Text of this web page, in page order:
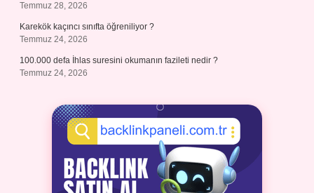
Temmuz 28, 2026
Karekök kaçıncı sınıfta öğreniliyor ?
Temmuz 24, 2026
100.000 defa İhlas suresini okumanın fazileti nedir ?
Temmuz 24, 2026